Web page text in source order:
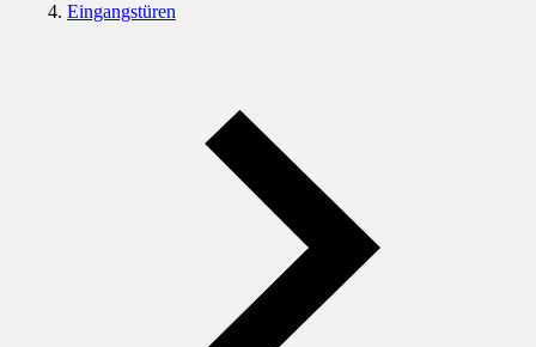
Eingangstüren